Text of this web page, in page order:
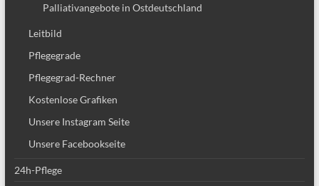
Palliativangebote in Ostdeutschland
Leitbild
Pflegegrade
Pflegegrad-Rechner
Kostenlose Grafiken
Unsere Instagram Seite
Unsere Facebookseite
24h-Pflege